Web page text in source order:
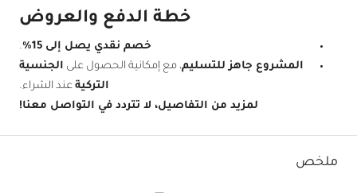
خطة الدفع والعروض
خصم نقدي يصل إلى 15%
.
المشروع جاهز للتسليم، مع إمكانية الحصول على الجنسية
التركية عند الشراء.
لمزيد من التفاصيل، لا تتردد في التواصل معنا!
ملخص